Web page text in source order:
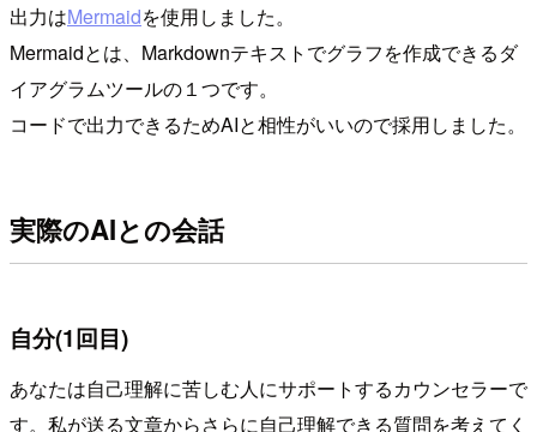
出力はMermaidを使用しました。
Mermaidとは、Markdownテキストでグラフを作成できるダ
イアグラムツールの１つです。
コードで出力できるためAIと相性がいいので採用しました。
実際のAIとの会話
自分(1回目)
あなたは自己理解に苦しむ人にサポートするカウンセラーで
す。私が送る文章からさらに自己理解できる質問を考えてく